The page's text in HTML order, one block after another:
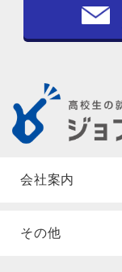
会社案内
その他